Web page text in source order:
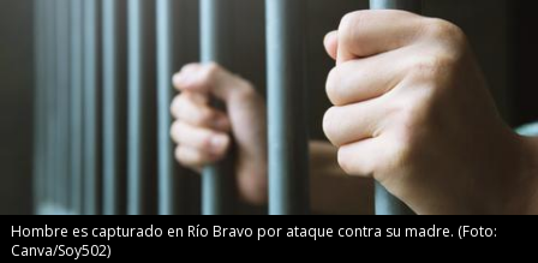
Hombre es capturado en Río Bravo por ataque contra su madre. (Foto:
Canva/Soy502)